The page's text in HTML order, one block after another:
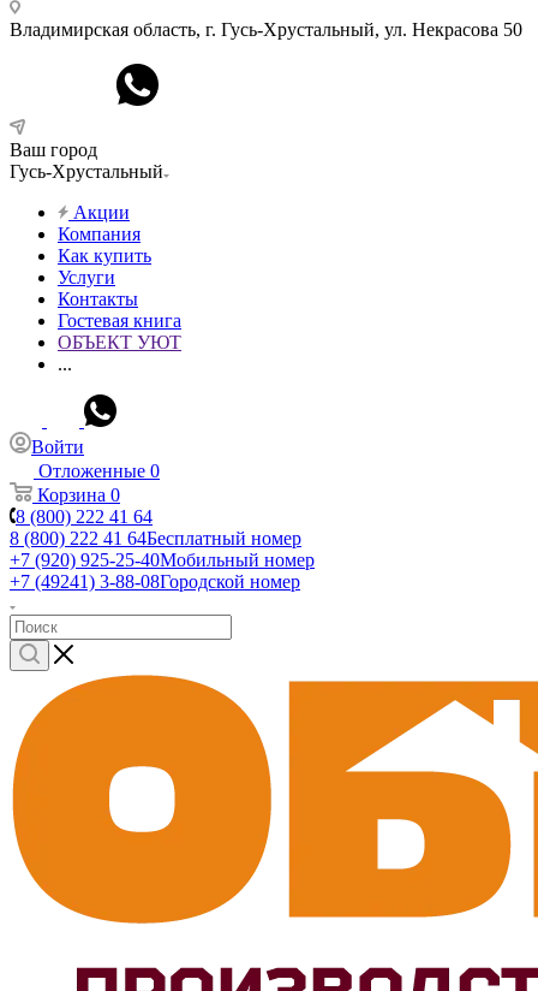
Владимирская область, г. Гусь-Хрустальный, ул. Некрасова 50
Ваш город
Гусь-Хрустальный
Акции
Компания
Как купить
Услуги
Контакты
Гостевая книга
ОБЪЕКТ УЮТ
...
Войти
Отложенные 0
Корзина 0
8 (800) 222 41 64
8 (800) 222 41 64Бесплатный номер
+7 (920) 925-25-40Мобильный номер
+7 (49241) 3-88-08Городской номер